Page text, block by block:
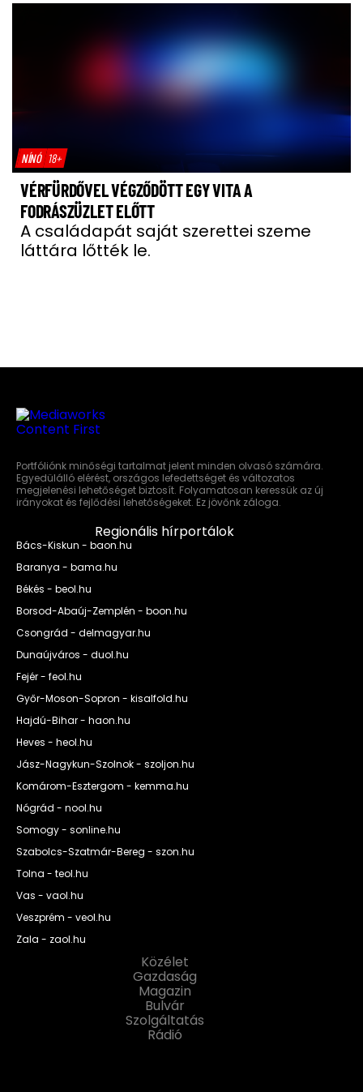
NÍNÓ 18+
VÉRFÜRDŐVEL VÉGZŐDÖTT EGY VITA A
FODRÁSZÜZLET ELŐTT
A családapát saját szerettei szeme
láttára lőtték le.
Portfóliónk minőségi tartalmat jelent minden olvasó számára.
Egyedülálló elérést, országos lefedettséget és változatos
megjelenési lehetőséget biztosít. Folyamatosan keressük az új
irányokat és fejlődési lehetőségeket. Ez jövőnk záloga.
Regionális hírportálok
Bács-Kiskun - baon.hu
Baranya - bama.hu
Békés - beol.hu
Borsod-Abaúj-Zemplén - boon.hu
Csongrád - delmagyar.hu
Dunaújváros - duol.hu
Fejér - feol.hu
Győr-Moson-Sopron - kisalfold.hu
Hajdú-Bihar - haon.hu
Heves - heol.hu
Jász-Nagykun-Szolnok - szoljon.hu
Komárom-Esztergom - kemma.hu
Nógrád - nool.hu
Somogy - sonline.hu
Szabolcs-Szatmár-Bereg - szon.hu
Tolna - teol.hu
Vas - vaol.hu
Veszprém - veol.hu
Zala - zaol.hu
Közélet
Gazdaság
Magazin
Bulvár
Szolgáltatás
Rádió